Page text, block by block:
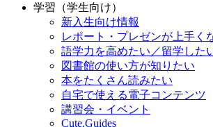
学習（学生向け）
新入生向け情報
レポート・プレゼンが上手く
語学力を高めたい／留学した
図書館の使い方が知りたい
本をたくさん読みたい
自宅で使える電子コンテンツ
講習会・イベント
Cute.Guides